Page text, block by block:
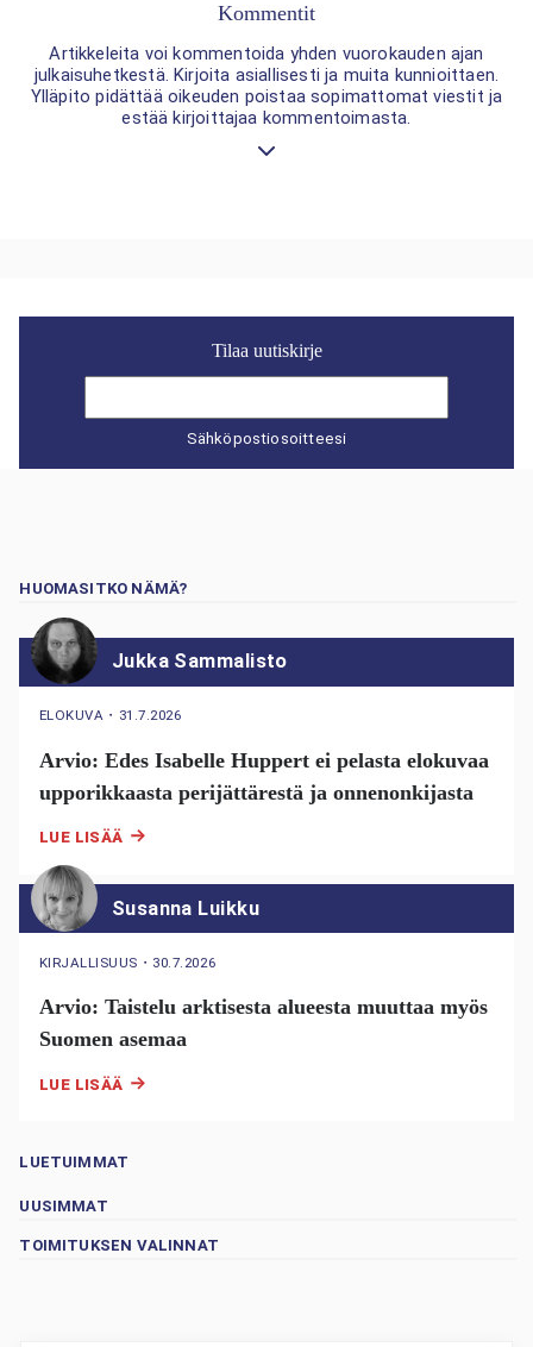
Kommentit
Artikkeleita voi kommentoida yhden vuorokauden ajan
julkaisuhetkestä. Kirjoita asiallisesti ja muita kunnioittaen.
Ylläpito pidättää oikeuden poistaa sopimattomat viestit ja
estää kirjoittajaa kommentoimasta.
Tilaa uutiskirje
Sähköpostiosoitteesi
HUOMASITKO NÄMÄ?
Jukka Sammalisto
ELOKUVA ・ 31.7.2026
Arvio: Edes Isabelle Huppert ei pelasta elokuvaa
upporikkaasta perijättärestä ja onnenonkijasta
LUE LISÄÄ
Susanna Luikku
KIRJALLISUUS ・ 30.7.2026
Arvio: Taistelu arktisesta alueesta muuttaa myös
Suomen asemaa
LUE LISÄÄ
LUETUIMMAT
UUSIMMAT
TOIMITUKSEN VALINNAT